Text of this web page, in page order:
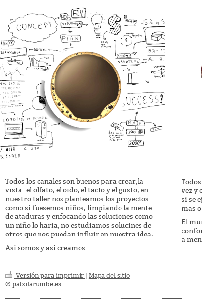
Todos los canales son buenos para crear,la
vista el olfato, el oido, el tacto y el gusto, en
nuestro taller nos planteamos los proyectos
como si fuesemos niños, limpiando la mente
de ataduras y enfocando las soluciones como
un niño lo haria, no estudiamos solucines de
otros que nos puedan influir en nuestra idea.
Asi somos y asi creamos
vez y
si se
mas
El
a
Versión para imprimir | Mapa del sitio
© patxilarumbe.es